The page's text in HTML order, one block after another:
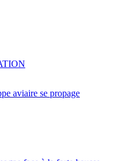
aviaire se propage